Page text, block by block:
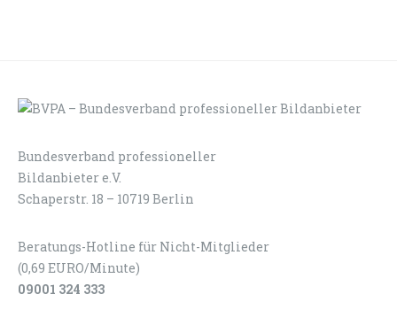
Bundesverband professioneller
Bildanbieter e.V.
Schaperstr. 18 – 10719 Berlin
Beratungs-Hotline für Nicht-Mitglieder
(0,69 EURO/Minute)
09001 324 333